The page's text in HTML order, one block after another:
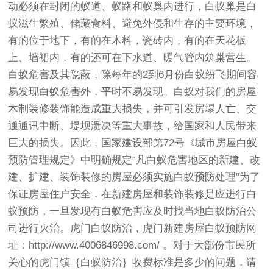
动必须在封闭的蚁道、蚁路和蚁巢内进行，白蚁巢是白
蚁滋生繁殖、储藏食料、避免外侵和生存的主要环境，
有的位于地下，有的在木料，瓷砖内，有的在天花板
上、墙裙内，有的还可在下水道、暖气管内筑巢营生。
白蚁危害及其隐蔽，除每年的2到6月份白蚁纷飞期间容
易发现白蚁危害外，平时不易发现。白蚁对我们的房屋
木制装修装饰能造成重大损失，并可引发房塌人亡、交
通通讯中断、堤坝溃决等重大事故，给国家和人民带来
巨大的损失。因此，国家建设部第72号《城市房屋白蚁
预防管理规定》中明确规定“凡白蚁危害地区的新建、改
建、扩建、装饰装修的房屋必须实施白蚁预防处理”为了
保证房屋住户安全，在新建房屋和装饰装修是应进行白
蚁预防，一旦发现有白蚁危害应及时找当地白蚁防治公
司进行灭治。虎门白蚁防治，虎门新建房屋白蚁预防网
址： http://www.4006846998.com/ 。对于大部份市民所
关心的虎门镇｛白蚁防治｝收费标准是多少的问题，请